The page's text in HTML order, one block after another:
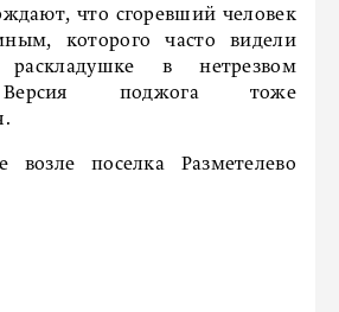
что сгоревший человек
которого часто видели
в нетрезвом
Версия поджога тоже
возле поселка Разметелево